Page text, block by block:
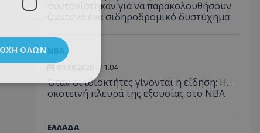
συντονίστηκαν για να παρακολουθήσουν
ζωντανά ένα σιδηροδρομικό δυστύχημα
09.08.2026 - 11:04
Όταν οι ιδιοκτήτες γίνονται η είδηση: Η…
σκοτεινή πλευρά της εξουσίας στο NBA
ΕΛΛΑΔΑ
ΌΛΩΝ